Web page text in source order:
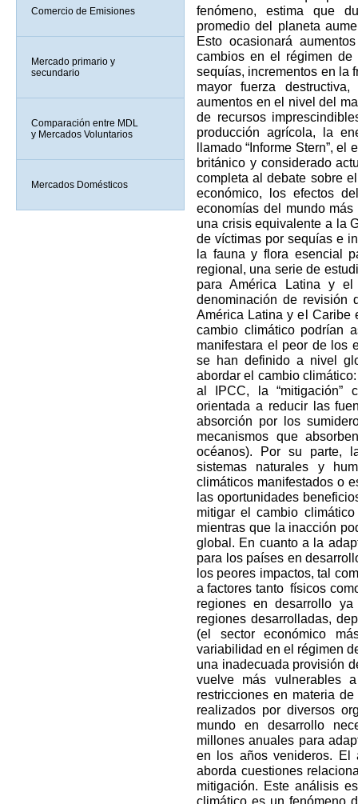
Comercio de Emisiones
Mercado primario y
secundario
Comparación entre MDL
y Mercados Voluntarios
Mercados Domésticos
fenómeno, estima que
promedio del planeta
Esto ocasionará
cambios en el régimen de
sequías, incrementos en la
mayor fuerza
aumentos en el nivel del
de recursos
producción agrícola, la
llamado “Informe Stern”,
británico y considerado
completa al debate sobre
económico, los efectos
economías del mundo
una crisis equivalente a la
de víctimas por sequías e
la fauna y flora esencial
regional, una serie de
para América Latina y
denominación de revisión
América Latina y el Caribe
cambio climático podrían
manifestara el peor de los
se han definido a nivel
abordar el cambio
al IPCC, la “mitigación”
orientada a reducir las
absorción por los
mecanismos que
océanos). Por su parte,
sistemas naturales y
climáticos manifestados o
las oportunidades
mitigar el cambio
mientras que la inacción
global. En cuanto a la
para los países en
los peores impactos, tal
a factores tanto físicos
regiones en desarrollo
regiones desarrolladas,
(el sector económico
variabilidad en el régimen
una inadecuada provisión
vuelve más vulnerables
restricciones en materia
realizados por diversos
mundo en desarrollo
millones anuales para
en los años venideros. El
aborda cuestiones
mitigación. Este análisis
climático es un fenómeno